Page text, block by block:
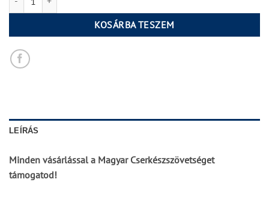
KOSÁRBA TESZEM
LEÍRÁS
Minden vásárlással a Magyar Cserkészszövetséget
támogatod!